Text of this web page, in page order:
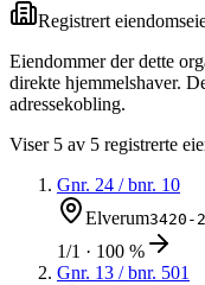
Registrert
Eiendommer der dette
direkte hjemmelshaver.
adressekobling.
Viser 5 av 5 registrerte
Gnr. 24 / bnr. 10
Elverum3420-
1/1 · 100 %
Gnr. 13 / bnr. 501